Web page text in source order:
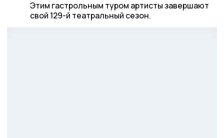
Этим гастрольным туром артисты завершают
свой 129-й театральный сезон.